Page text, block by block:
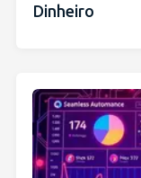
Dinheiro